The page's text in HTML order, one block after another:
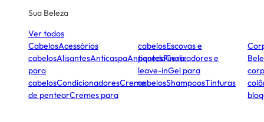
Sua Beleza
Ver todos
CabelosAcessórios
cabelosAlisantesAnticaspaAntiquedaCera
para
cabelosCondicionadoresCreme
de pentearCremes para
cabelosEscovas e
pentesFinalizadores e
leave-inGel para
cabelosShampoosTinturas